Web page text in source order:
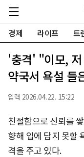
경제 라이프 트
'충격' "이모,
약국서 욕설 들
입력 2026.04.22. 15:22
친절함으로 신뢰를
향해 입에 담지 못할
격을 주고 있다.